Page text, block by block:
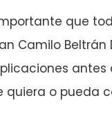
que
Camilo
quiera o pueda